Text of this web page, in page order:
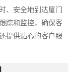
、安全地到达厦门
踪和监控，确保客
提供贴心的客户服